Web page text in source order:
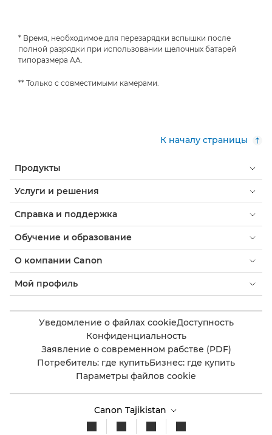
* Время, необходимое для перезарядки вспышки после
полной разрядки при использовании щелочных батарей
типоразмера AA.
** Только с совместимыми камерами.
К началу страницы
Продукты
Услуги и решения
Справка и поддержка
Обучение и образование
О компании Canon
Мой профиль
Уведомление о файлах cookieДоступность
Конфиденциальность
Заявление о современном рабстве (PDF)
Потребитель: где купитьБизнес: где купить
Параметры файлов cookie
Canon Tajikistan